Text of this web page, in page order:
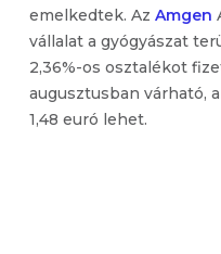
emelkedtek. Az Amgen
vállalat a gyógyászat
2,36%-os osztalékot
augusztusban várható,
1,48 euró lehet.